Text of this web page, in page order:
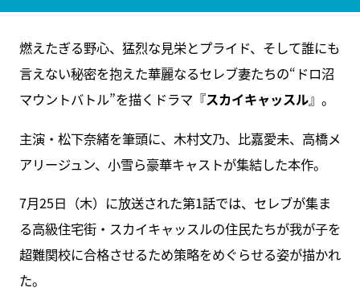
燃えたぎる野心、猛烈な見栄とプライド、そして誰にも
言えない秘密を抱えた華麗なるセレブ妻たちの“ドロ沼
マウントバトル”を描くドラマ『スカイキャッスル』。
主演・松下奈緒を筆頭に、木村文乃、比嘉愛未、高橋メ
アリージュン、小雪ら豪華キャストが集結した本作。
7月25日（木）に放送された第1話では、セレブが集ま
る高級住宅街・スカイキャッスルの住民たちが我が子を
超難関校に合格させるため策略をめぐらせる姿が描かれ
た。